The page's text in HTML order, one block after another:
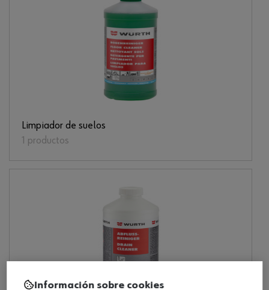
Limpiador de suelos
1 productos
Información sobre cookies